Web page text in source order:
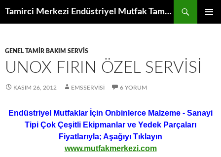
Tamirci Merkezi Endüstriyel Mutfak Tamiri Periyodik Bakımı Servisi
GENEL TAMIR BAKIM SERVIS
UNOX FIRIN ÖZEL SERVISI
KASIM 26, 2012 EMSSERVISI 6 YORUM
Endüstriyel Mutfaklar İçin Onbinlerce Malzeme - Sanayi
Tipi Çok Çeşitli Ekipmanlar ve Yedek Parçaları
Fiyatlarıyla; Aşağıyı Tıklayın
www.mutfakmerkezi.com